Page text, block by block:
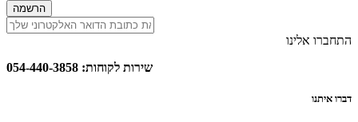
הרשמה
התחברו אלינו
שירות לקוחות: 054-440-3858
דברו איתנו